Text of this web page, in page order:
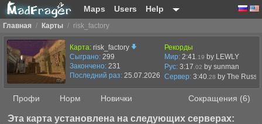
Maps Users Help
Главная / Карты / risk_factory
Карта: risk_factory
Сыграно: 299
Закончено: 231
Последний раз: 25.07.2026 в 13:30
Рекорды
Мир: 2:41 .19 by LEWLY
Рус: 3:17 .02 by sunman
Сервер: 3:40 .28 by The
Профи Норм Новички Сокращения (6)
Эта карта установлена на следующих серверах: